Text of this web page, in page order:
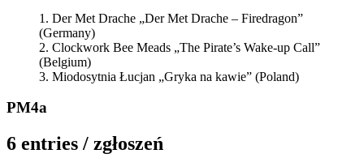
Der Met Drache „Der Met Drache – Firedragon”
(Germany)
Clockwork Bee Meads „The Pirate’s Wake-up Call”
(Belgium)
Miodosytnia Łucjan „Gryka na kawie” (Poland)
PM4a
6 entries / zgłoszeń